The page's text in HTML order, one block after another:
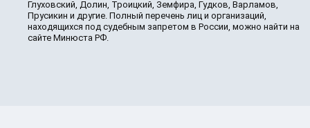
Глуховский, Долин, Троицкий, Земфира, Гудков, Варламов,
Прусикин и другие. Полный перечень лиц и организаций,
находящихся под судебным запретом в России, можно найти на
сайте Минюста РФ.